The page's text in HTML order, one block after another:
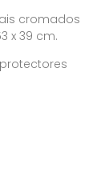
cromados
x 39 cm.